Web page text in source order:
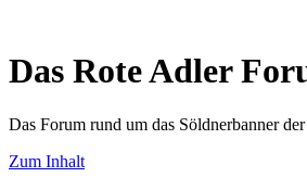
Das Rote Adler
Das Forum rund um das Söldnerbanner
Zum Inhalt